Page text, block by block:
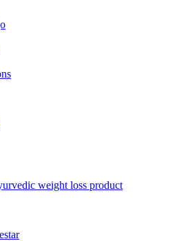
weight loss product